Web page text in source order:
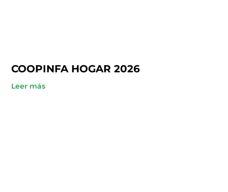
COOPINFA HOGAR 2026
Leer más